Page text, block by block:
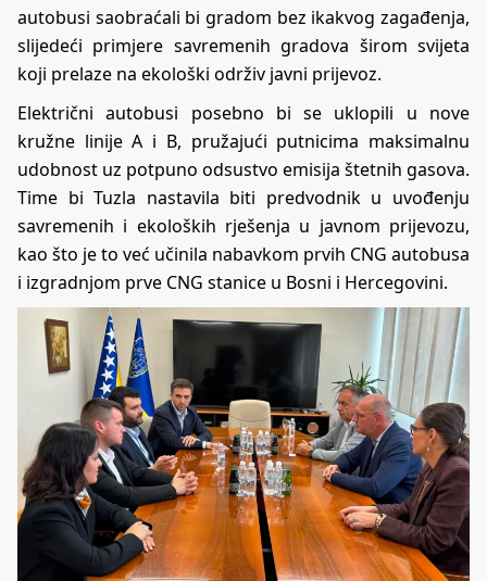
autobusi saobraćali bi gradom bez ikakvog zagađenja,
slijedeći primjere savremenih gradova širom svijeta
koji prelaze na ekološki održiv javni prijevoz.
Električni autobusi posebno bi se uklopili u nove
kružne linije A i B, pružajući putnicima maksimalnu
udobnost uz potpuno odsustvo emisija štetnih gasova.
Time bi Tuzla nastavila biti predvodnik u uvođenju
savremenih i ekoloških rješenja u javnom prijevozu,
kao što je to već učinila nabavkom prvih CNG autobusa
i izgradnjom prve CNG stanice u Bosni i Hercegovini.